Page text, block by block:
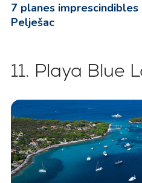
7 planes imprescindibles
Pelješac
11. Playa Blue